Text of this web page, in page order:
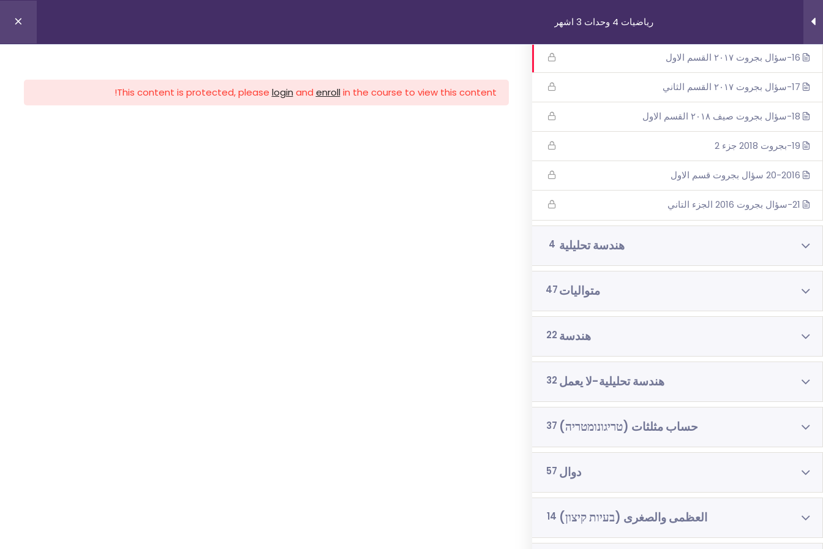
رياضيات 4 وحدات 3 اشهر
16-سؤال بجروت ٢٠١٧ القسم الاول
17-سؤال بجروت ٢٠١٧ القسم الثاني
18-سؤال بجروت صيف ٢٠١٨ القسم الاول
19-بجروت 2018 جزء 2
20-2016 سؤال بجروت قسم الاول
21-سؤال بجروت 2016 الجزء التاني
هندسة تحليلية 4
متواليات47
هندسة 22
هندسة تحليلية-لا يعمل 32
حساب مثلثات (טריגונומטריה) 37
دوال 57
العظمى والصغرى (בעיות קיצון) 14
This content is protected, please login and enrollin the course to view this content!
روابط مهمة
من نحن
اتصل بنا
_תנאי שימוש עברית
شروط الاستخدام
دوراتنا
بچروت 3 وحدات 1 اشهر
رياضيات 5 وحدات 3 اشهر
رياضيات 4 وحدات 3 اشهر
فيزياء 3 اشهر